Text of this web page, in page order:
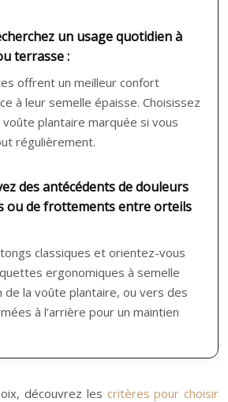
un usage quotidien à
terrasse :
offrent un meilleur confort
à leur semelle épaisse. Choisissez
voûte plantaire marquée si vous
régulièrement.
des antécédents de douleurs
ou de frottements entre orteils
classiques et orientez-vous
ergonomiques à semelle
de la voûte plantaire, ou vers des
à l’arrière pour un maintien
découvrez les critères pour choisir